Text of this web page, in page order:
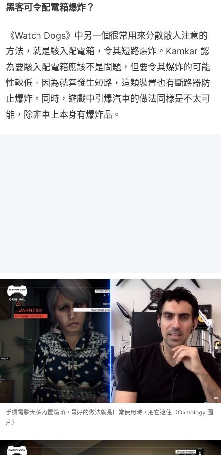
黑客可令配電箱爆炸？
《Watch Dogs》中另一個很常用來分散敵人注意的
方法，就是駭入配電箱，令其短路爆炸。Kamkar 認
為要駭入配電箱應該不是問題，但要令其爆炸的可能
性較低，因為就算發生短路，這類裝置也有斷路器防
止爆炸。同時，遊戲中引爆汽車的做法同樣是不太可
能，除非車上本身有爆炸品。
手機電腦大多內置鏡頭，最好的做法就是日常使用時，把它遮住（Gamology 圖
片）